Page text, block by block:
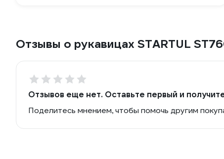
Отзывы о рукавицах STARTUL
Отзывов еще нет. Оставьте первый и
Поделитесь мнением, чтобы помочь другим